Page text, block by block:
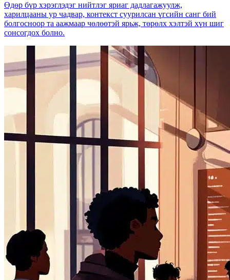
Өдөр бүр хэрэглэдэг нийтлэг яриаг дадлагажуулж,
харилцааны ур чадвар, контекст суурилсан үгсийн санг бий
болгосноор та аажмаар чөлөөтэй ярьж, төрөлх хэлтэй хүн шиг
сонсогдох болно.